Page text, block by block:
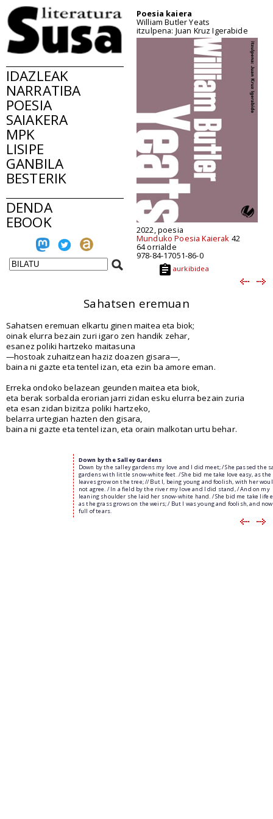
IDAZLEAK
NARRATIBA
POESIA
SAIAKERA
MPK
LISIPE
GANBILA
BESTERIK
DENDA
EBOOK
Poesia kaiera
William Butler Yeats
itzulpena: Juan Kruz Igerabide
2022, poesia
Munduko Poesia Kaierak 42
64 orrialde
978-84-17051-86-0
aurkibidea
Sahatsen eremuan
Sahatsen eremuan elkartu ginen maitea eta biok;
oinak elurra bezain zuri igaro zen handik zehar,
esanez poliki hartzeko maitasuna
—hostoak zuhaitzean haziz doazen gisara—,
baina ni gazte eta tentel izan, eta ezin ba amore eman.
Erreka ondoko belazean geunden maitea eta biok,
eta berak sorbalda erorian jarri zidan esku elurra bezain zuria
eta esan zidan bizitza poliki hartzeko,
belarra urtegian hazten den gisara,
baina ni gazte eta tentel izan, eta orain malkotan urtu behar.
Down by the Salley Gardens
Down by the salley gardens my love and I did meet; / She passed the
gardens with little snow-white feet. / She bid me take love easy, as the
leaves grow on the tree; // But I, being young and foolish, with her
not agree. / In a field by the river my love and I did stand, / And on my
leaning shoulder she laid her snow-white hand. / She bid me take life
as the grass grows on the weirs; / But I was young and foolish, and
full of tears.